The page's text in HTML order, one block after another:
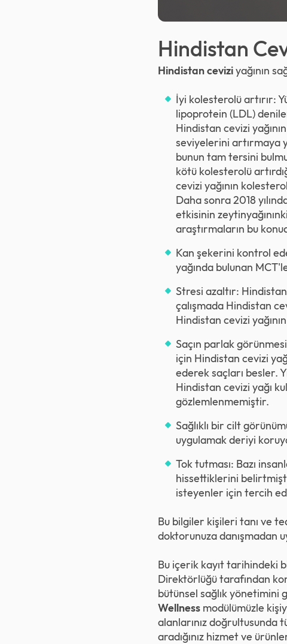
Hindistan
Hindistan ceviziyağının
İyi kolesterolü artırır:
lipoprotein (LDL)
Hindistan cevizi
seviyelerini artırmaya
bunun tam tersini
kötü kolesterolü
cevizi yağının
Daha sonra 2018
etkisinin
araştırmaların bu
Kan şekerini kontrol
yağında bulunan
Stresi azaltır:
çalışmada Hindistan
Hindistan cevizi
Saçın parlak
için Hindistan cevizi
ederek saçları besler.
Hindistan cevizi yağı
gözlemlenmemiştir.
Sağlıklı bir cilt
uygulamak deriyi
Tok tutması: Bazı
hissettiklerini
isteyenler için tercih
Bu bilgiler kişileri tanı ve
doktorunuza danışmadan
Bu içerik kayıt tarihindeki
Direktörlüğü tarafından
bütünsel sağlık yönetimini
Wellness modülümüzle
alanlarınız doğrultusunda
aradığınız hizmet ve